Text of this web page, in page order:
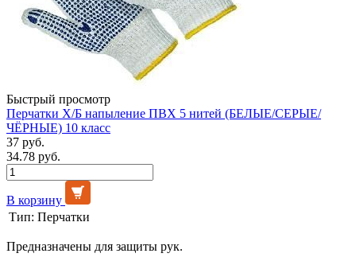
Быстрый просмотр
Перчатки Х/Б напыление ПВХ 5 нитей (БЕЛЫЕ/СЕРЫЕ/
ЧЁРНЫЕ) 10 класс
37 руб.
34.78 руб.
В корзину
Тип: Перчатки
Предназначены для защиты рук.